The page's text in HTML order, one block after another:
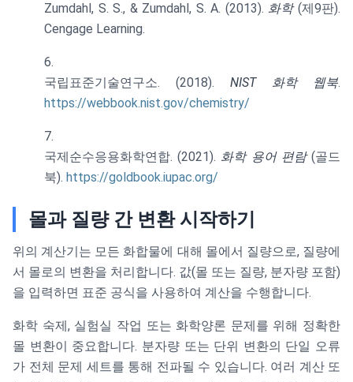
Zumdahl, S. S., & Zumdahl, S. A. (2013). 화학(제9판).
Cengage Learning.
국립표준기술연구소. (2018). NIST 화학 웹북.
https://webbook.nist.gov/chemistry/
국제순수응용화학연합. (2021). 화학 용어 편람(골드
북). https://goldbook.iupac.org/
몰과 질량 간 변환 시작하기
위의 계산기는 모든 화합물에 대해 몰에서 질량으로, 질량에
서 몰로의 변환을 처리합니다. 값(몰 또는 질량, 분자량 포함)
을 입력하면 표준 공식을 사용하여 계산을 수행합니다.
화학 숙제, 실험실 작업 또는 화학양론 문제를 위해 정확한
몰 변환이 중요합니다. 분자량 또는 단위 변환의 단일 오류
가 전체 문제 세트를 통해 전파될 수 있습니다. 여러 계산 또